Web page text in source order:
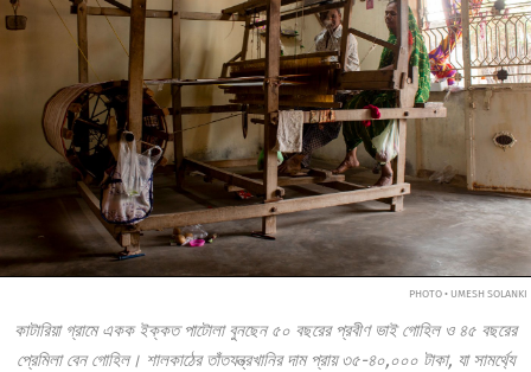
PHOTO • UMESH SOLANKI
কাটারিয়া গ্রামে একক ইক্কত পাটোলা বুনছেন ৫০ বছরের প্রবীণ ভাই গোহিল ও ৪৫ বছরের
প্রেমিলা বেন গোহিল। শালকাঠের তাঁতযন্ত্রখানির দাম প্রায় ৩৫-৪০,০০০ টাকা, যা সামর্থ্যে